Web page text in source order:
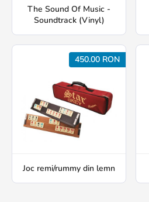
The Sound Of Music -
Soundtrack (Vinyl)
450.00 RON
Joc remi/rummy din lemn